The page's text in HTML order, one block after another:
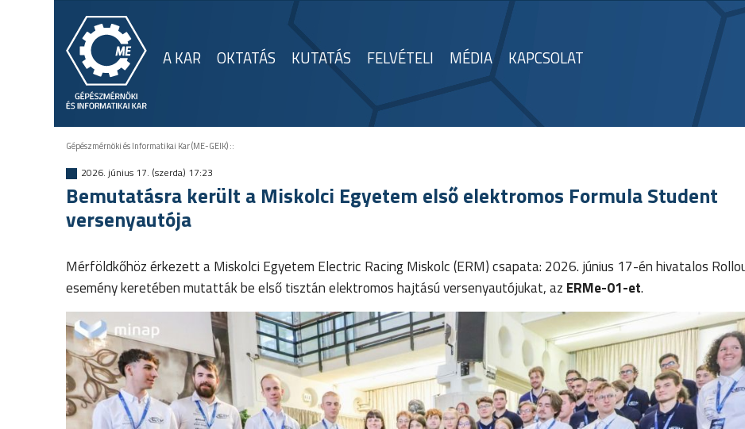
A KAR OKTATÁS KUTATÁS FELVÉTELI MÉDIA KAPCSOLAT
Gépészmérnöki és Informatikai Kar (ME-GEIK)::
2026. június 17. (szerda) 17:23
Bemutatásra került a Miskolci Egyetem első elektromos Formula Student
versenyautója
Mérföldkőhöz érkezett a Miskolci Egyetem Electric Racing Miskolc (ERM) csapata: 2026. június 17-én hivatalos
esemény keretében mutatták be első tisztán elektromos hajtású versenyautójukat, az ERMe-01-et.